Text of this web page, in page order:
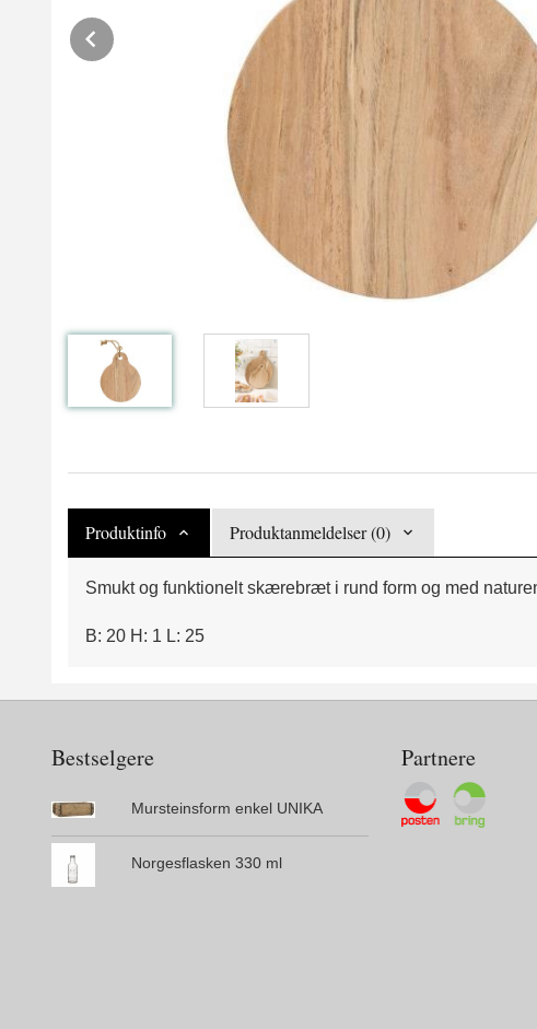
Produktinfo Produktanmeldelser (0)
Smukt og funktionelt skærebræt i rund form og med
B: 20 H: 1 L: 25
Bestselgere
Mursteinsform enkel UNIKA
Norgesflasken 330 ml
Partnere